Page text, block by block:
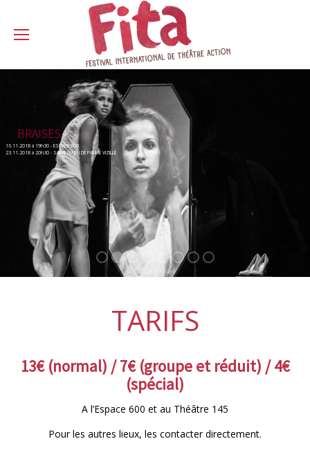
BRAISES
16.11.2018 à 19h30 - ESPACE 600
23.11.2018 à 20h30 - SALLE DU JEU DE PAUME VIZILLE
TARIFS
13€ (normal) / 7€ (groupe et réduit) / 4€
(spécial)
A l’Espace 600 et au Théâtre 145
Pour les autres lieux, les contacter directement.